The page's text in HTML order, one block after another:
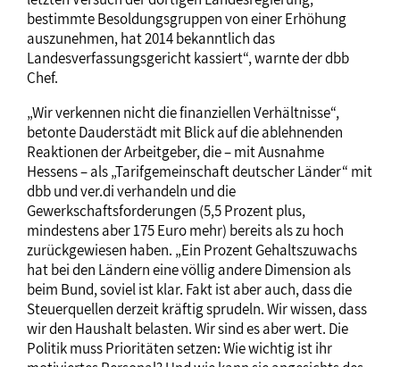
bestimmte Besoldungsgruppen von einer Erhöhung
auszunehmen, hat 2014 bekanntlich das
Landesverfassungsgericht kassiert“, warnte der dbb
Chef.
„Wir verkennen nicht die finanziellen Verhältnisse“,
betonte Dauderstädt mit Blick auf die ablehnenden
Reaktionen der Arbeitgeber, die – mit Ausnahme
Hessens – als „Tarifgemeinschaft deutscher Länder“ mit
dbb und ver.di verhandeln und die
Gewerkschaftsforderungen (5,5 Prozent plus,
mindestens aber 175 Euro mehr) bereits als zu hoch
zurückgewiesen haben. „Ein Prozent Gehaltszuwachs
hat bei den Ländern eine völlig andere Dimension als
beim Bund, soviel ist klar. Fakt ist aber auch, dass die
Steuerquellen derzeit kräftig sprudeln. Wir wissen, dass
wir den Haushalt belasten. Wir sind es aber wert. Die
Politik muss Prioritäten setzen: Wie wichtig ist ihr